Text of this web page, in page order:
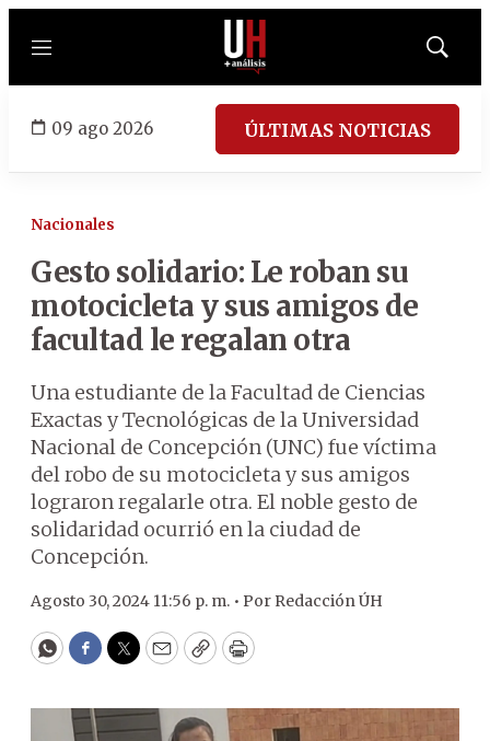
Menú
Mostrar
09 ago 2026 ÚLTIMAS NOTICIAS
Nacionales
Gesto solidario: Le roban su
motocicleta y sus amigos de
facultad le regalan otra
Una estudiante de la Facultad de Ciencias
Exactas y Tecnológicas de la Universidad
Nacional de Concepción (UNC) fue víctima
del robo de su motocicleta y sus amigos
lograron regalarle otra. El noble gesto de
solidaridad ocurrió en la ciudad de
Concepción.
Agosto 30, 2024 11:56 p. m. • Por Redacción ÚH
WhatsApp
Facebook
Twitter
EmailCopyPrint